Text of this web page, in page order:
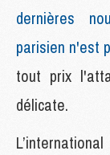
dernières
parisien n'est
tout prix
délicate.